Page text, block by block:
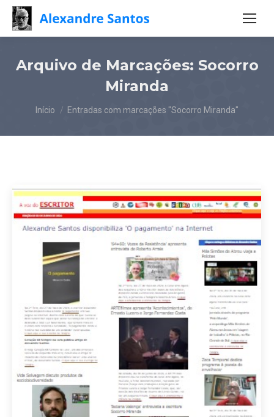
Arquivo de Marcações: Socorro
Miranda
Você está aqui:
Início Entradas com marcações "Socorro Miranda"